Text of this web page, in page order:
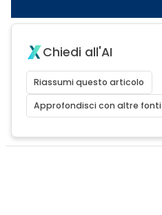
Chiedi all'AI
Riassumi questo articolo
Approfondisci con altre fonti